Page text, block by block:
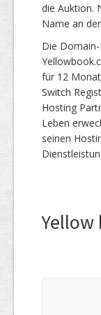
die Auktion.
Name an
Die
für 12
Switch
Hosting
Leben
seinen
Yellow